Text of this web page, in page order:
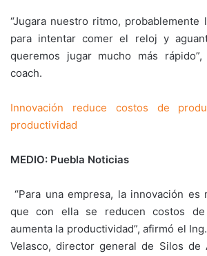
“Jugara nuestro ritmo, probablemente
para intentar comer el reloj y
queremos jugar mucho más
coach.
Innovación reduce costos de
productividad
MEDIO: Puebla Noticias
“Para una empresa, la innovación es
que con ella se reducen costos
aumenta la productividad”, afirmó el
Velasco, director general de Silos de